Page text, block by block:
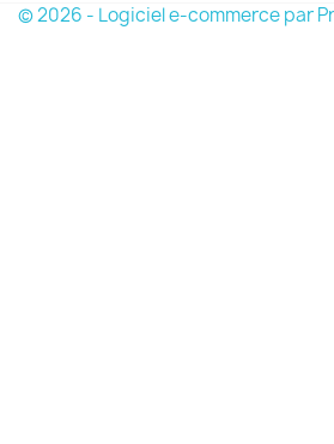
© 2026 - Logiciel e-commerce par